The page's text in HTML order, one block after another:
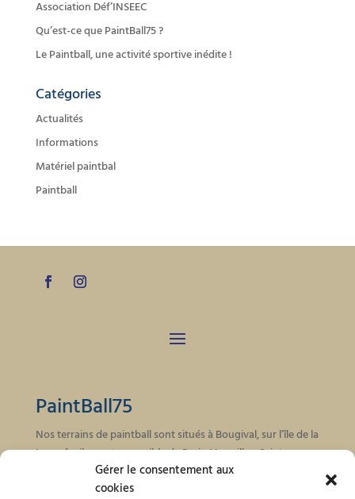
Gérer le consentement aux
cookies
Association Déf’INSEEC
Qu’est-ce que PaintBall75 ?
Le Paintball, une activité sportive inédite !
Catégories
Actualités
Informations
Matériel paintbal
Paintball
PaintBall75
Nos terrains de paintball sont situés à Bougival, sur l’île de la
Loge, facilement accessible de Paris, Versailles, Saint
Germain en Laye, Courbevoie, Nanterre, Rueil Malmaison…